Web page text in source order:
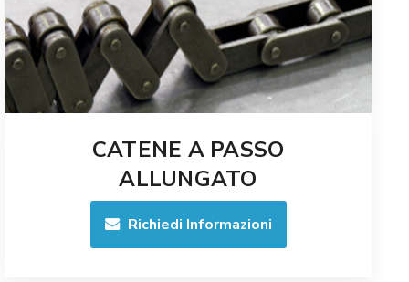
CATENE A PASSO
ALLUNGATO
Richiedi Informazioni